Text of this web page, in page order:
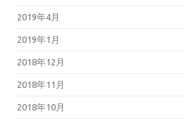
2019年4月
2019年1月
2018年12月
2018年11月
2018年10月